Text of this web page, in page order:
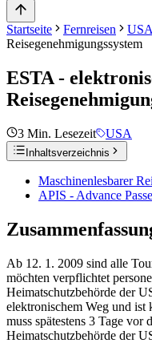
Startseite Fernreisen USA
Reisegenehmigungssystem
ESTA -
3 Min. Lesezeit USA
Inhaltsverzeichnis
Maschinenlesbarer
APIS - Advance
Ab 12. 1. 2009 sind alle
möchten verpflichtet
Heimatschutzbehörde der
elektronischem Weg und
muss spätestens 3 Tage vor
Heimatschutzbehörde der